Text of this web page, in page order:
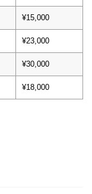
¥15,000
¥23,000
¥30,000
¥18,000